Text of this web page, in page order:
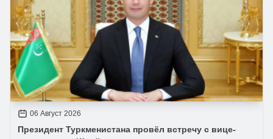
06 Август 2026
Президент Туркменистана провёл встречу с вице-